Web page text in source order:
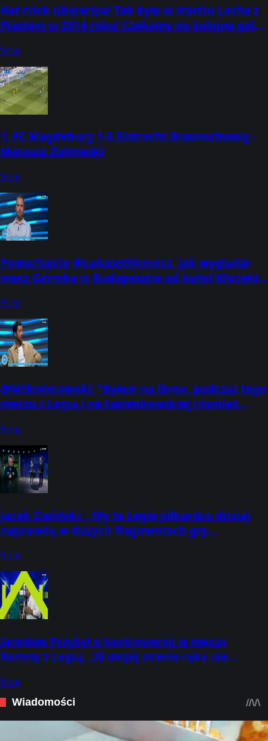
Hat-trick Ubiparipa! Tak było w starciu Lecha z
Piastem w 2014 roku! Czekamy na kolejne gole
9 sie
1. FC Magdeburg 1-6 Eintracht Braunschweig -
Mateusz Żukowski
9 sie
Posłuchajcie @LukaszOlkowicz, jak wyglądał
mecz Górnika w Budapeszcie od kulis! Wściekły
9 sie
@MSkwierawski: "Byłem na Ibrox, podczas tego
meczu z Legią i na Łazienkowskiej również.
9 sie
Jacek Zieliński: „My tą Legię piłkarsko dzisiaj
naprawdę w dużych fragmentach gry
9 sie
Jarosław Przybył o kontrowersji w meczu
Korony z Legią: „W mojej ocenie ręka nie
9 sie